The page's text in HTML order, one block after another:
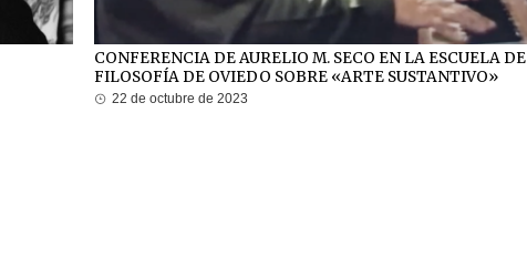
CONFERENCIA DE AURELIO M. SECO EN LA ESCUELA DE
FILOSOFÍA DE OVIEDO SOBRE «ARTE SUSTANTIVO»
22 de octubre de 2023